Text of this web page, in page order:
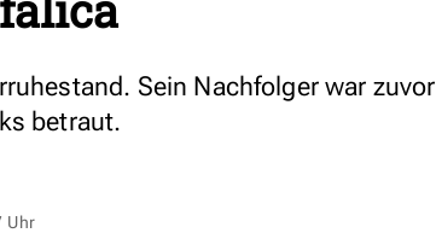
Sein Nachfolger war zuvor
betraut.
Uhr